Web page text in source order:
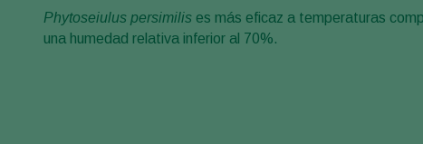
Phytoseiulus persimilis es más eficaz a temperaturas
una humedad relativa inferior al 70%.